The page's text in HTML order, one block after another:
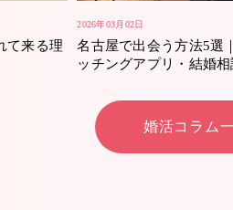
て来る理
2026年03月02日
名古屋で出会う方法5選
ッチングアプリ・結婚
婚活コラム